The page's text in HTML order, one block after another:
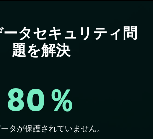
タセキュリティ問
題を解決
80％
タが保護されていません。